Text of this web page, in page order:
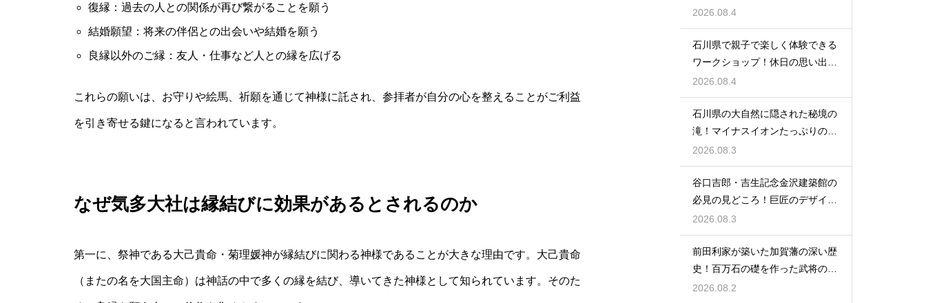
復縁：過去の人との関係が再び繋がることを願う
結婚願望：将来の伴侶との出会いや結婚を願う
良縁以外のご縁：友人・仕事など人との縁を広げる
これらの願いは、お守りや絵馬、祈願を通じて神様に託され、参拝者が自分の心を整えることがご利益
を引き寄せる鍵になると言われています。
なぜ気多大社は縁結びに効果があるとされるのか
第一に、祭神である大己貴命・菊理媛神が縁結びに関わる神様であることが大きな理由です。大己貴命
（またの名を大国主命）は神話の中で多くの縁を結び、導いてきた神様として知られています。そのた
湯を探す
2026.08.4
石川県で親子で楽しく体験できる
ワークショップ！休日の思い出作
りに最適
2026.08.4
石川県の大自然に隠された秘境の
滝！マイナスイオンたっぷりの癒
やし空間
2026.08.3
谷口吉郎・吉生記念金沢建築館の
必見の見どころ！巨匠のデザイン
の神髄
2026.08.3
前田利家が築いた加賀藩の深い歴
史！百万石の礎を作った武将の生
涯に迫る
2026.08.2